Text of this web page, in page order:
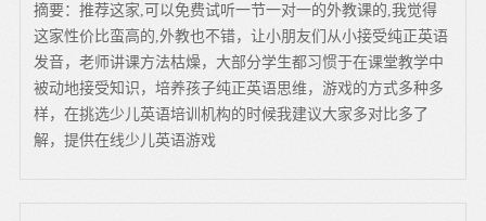
摘要：推荐这家,可以免费试听一节一对一的外教课的,我觉得
这家性价比蛮高的,外教也不错，让小朋友们从小接受纯正英语
发音，老师讲课方法枯燥，大部分学生都习惯于在课堂教学中
被动地接受知识，培养孩子纯正英语思维，游戏的方式多种多
样，在挑选少儿英语培训机构的时候我建议大家多对比多了
解，提供在线少儿英语游戏